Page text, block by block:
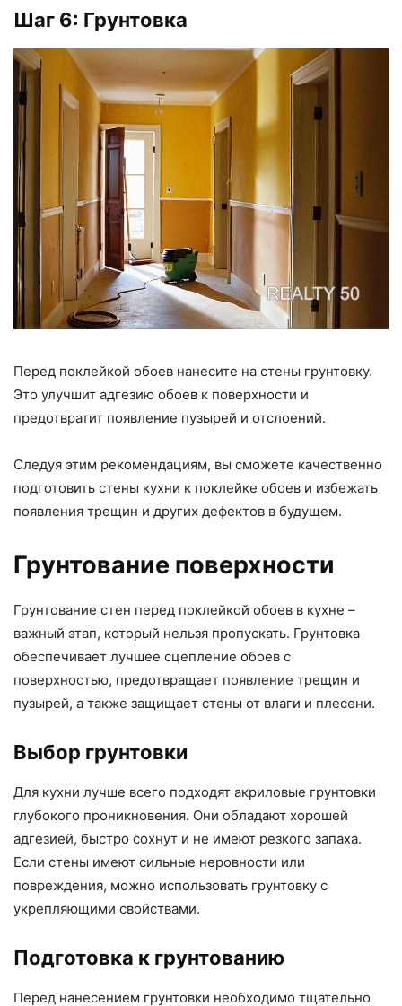
Шаг 6: Грунтовка
Перед поклейкой обоев нанесите на стены грунтовку.
Это улучшит адгезию обоев к поверхности и
предотвратит появление пузырей и отслоений.
Следуя этим рекомендациям, вы сможете качественно
подготовить стены кухни к поклейке обоев и избежать
появления трещин и других дефектов в будущем.
Грунтование поверхности
Грунтование стен перед поклейкой обоев в кухне –
важный этап, который нельзя пропускать. Грунтовка
обеспечивает лучшее сцепление обоев с
поверхностью, предотвращает появление трещин и
пузырей, а также защищает стены от влаги и плесени.
Выбор грунтовки
Для кухни лучше всего подходят акриловые грунтовки
глубокого проникновения. Они обладают хорошей
адгезией, быстро сохнут и не имеют резкого запаха.
Если стены имеют сильные неровности или
повреждения, можно использовать грунтовку с
укрепляющими свойствами.
Подготовка к грунтованию
Перед нанесением грунтовки необходимо тщательно